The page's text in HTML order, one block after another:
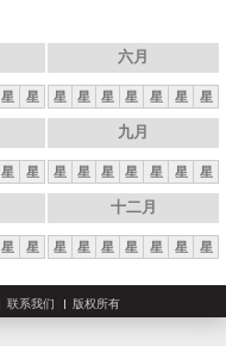
星 星
六月
星 星 星 星 星 星 星
星 星
九月
星 星 星 星 星 星 星
星 星
十二月
星 星 星 星 星 星 星
联系我们 版权所有